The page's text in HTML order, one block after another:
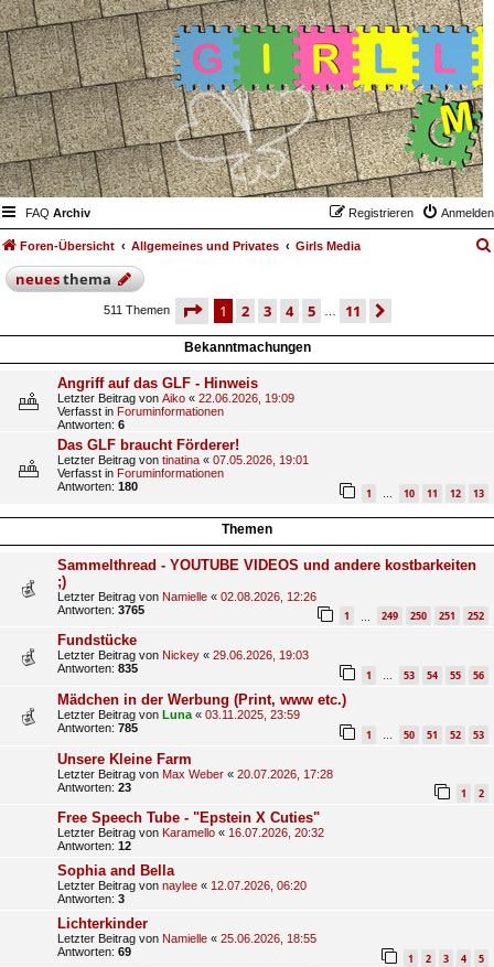
FAQ Archiv Anmelden
Registrieren
Foren-Übersicht Allgemeines und Privates Girls Media
neuesthema
511 Themen seite 1 von 11
1 2 3 4 5 11
Bekanntmachungen
Angriff auf das GLF - Hinweis
Letzter Beitrag von Aiko « 22.06.2026, 19:09
Verfasst in Foruminformationen
Antworten: 6
Das GLF braucht Förderer!
Letzter Beitrag von tinatina « 07.05.2026, 19:01
Verfasst in Foruminformationen
Antworten: 180 1 … 10 11 12 13
Themen
Sammelthread - YOUTUBE VIDEOS und andere kostbarkeiten
;)
Letzter Beitrag von Namielle « 02.08.2026, 12:26
Antworten: 3765 1 249 250 251 252
Fundstücke
Letzter Beitrag von Nickey « 29.06.2026, 19:03
Antworten: 835 1 … 53 54 55 56
Mädchen in der Werbung (Print, www etc.)
Letzter Beitrag von Luna « 03.11.2025, 23:59
Antworten: 785 1 … 50 51 52 53
Unsere Kleine Farm
Letzter Beitrag von Max Weber « 20.07.2026, 17:28
Antworten: 23 1 2
Free Speech Tube - "Epstein X Cuties"
Letzter Beitrag von Karamello « 16.07.2026, 20:32
Antworten: 12
Sophia and Bella
Letzter Beitrag von naylee « 12.07.2026, 06:20
Antworten: 3
Lichterkinder
Letzter Beitrag von Namielle « 25.06.2026, 18:55
Antworten: 69 1 2 3 4 5